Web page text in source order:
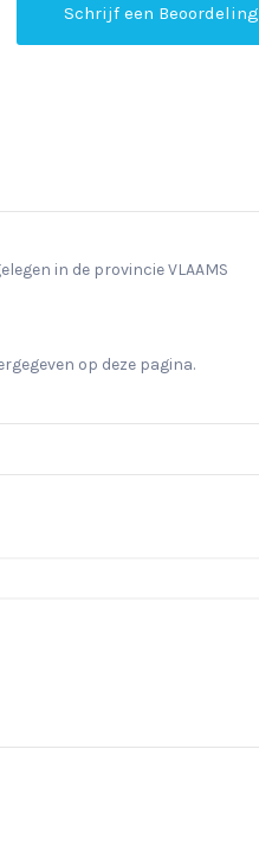
Schrijf een Beoordeling
in de provincie VLAAMS
op deze pagina.